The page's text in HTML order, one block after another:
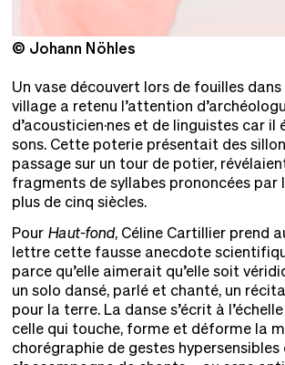
© Johann Nöhles
Un vase découvert lors de fouilles dans
village a retenu l’attention
d’acousticien·nes et de linguistes car
sons. Cette poterie présentait des
passage sur un tour de potier,
fragments de syllabes prononcées par
plus de cinq siècles.
Pour Haut-fond, Céline Cartillier prend
lettre cette fausse anecdote
parce qu’elle aimerait qu’elle soit
un solo dansé, parlé et chanté, un
pour la terre. La danse s’écrit à
celle qui touche, forme et déforme la
chorégraphie de gestes hypersensibles